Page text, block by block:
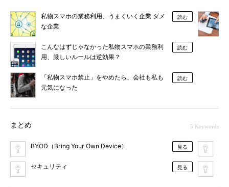
私物スマホの業務利用、うまくいく企業 ダメ
な企業
読む
こんなはずじゃなかった私物スマホの業務利
用、厳しいルールは逆効果？
読む
「私物スマホ禁止」をやめたら、会社も私も
元気になった
読む
まとめ 5 Keywords
BYOD（Bring Your Own Device） 見る
セキュリティ 見る